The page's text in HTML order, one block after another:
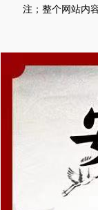
注；整个网站内